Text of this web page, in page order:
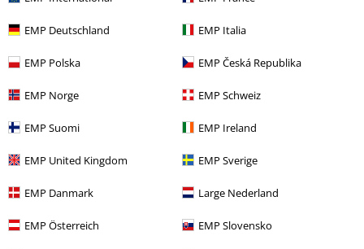
EMP Deutschland EMP Italia
EMP Polska EMP Česká Republika
EMP Norge EMP Schweiz
EMP Suomi EMP Ireland
EMP United Kingdom EMP Sverige
EMP Danmark Large Nederland
EMP Österreich EMP Slovensko
Objevte nyní!
E-Mail Newsletter
teď!Více